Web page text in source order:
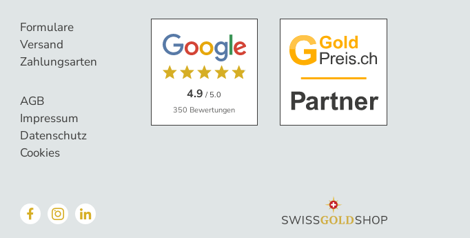
Formulare
Versand
Zahlungsarten
AGB
Impressum
Datenschutz
Cookies
4.9 / 5.0
350 Bewertungen